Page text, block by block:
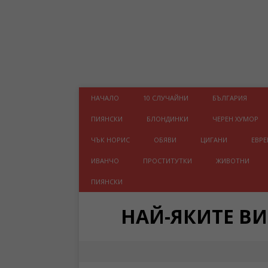
НАЧАЛО 10 СЛУЧАЙНИ БЪЛГАРИЯ
ПИЯНСКИ БЛОНДИНКИ ЧЕРЕН ХУМОР
ЧЪК НОРИС ОБЯВИ ЦИГАНИ
ИВАНЧО ПРОСТИТУТКИ ЖИВОТНИ
ПИЯНСКИ
НАЙ-ЯКИТЕ